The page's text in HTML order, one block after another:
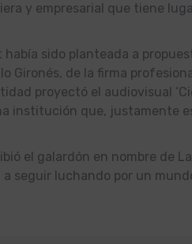
y empresarial que tiene
sido planteada a
Gironés, de la firma
proyectó el audiovisual
institución que, justamente
el galardón en nombre de
seguir luchando por un